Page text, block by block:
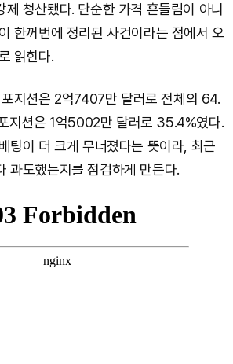
제 청산됐다. 단순한 가격 흔들림이 아니
한꺼번에 정리된 사건이라는 점에서 오
읽힌다.
지션은 2억7407만 달러로 전체의 64.
지션은 1억5002만 달러로 35.4%였다.
팅이 더 크게 무너졌다는 뜻이라, 최근
과도했는지를 점검하게 만든다.